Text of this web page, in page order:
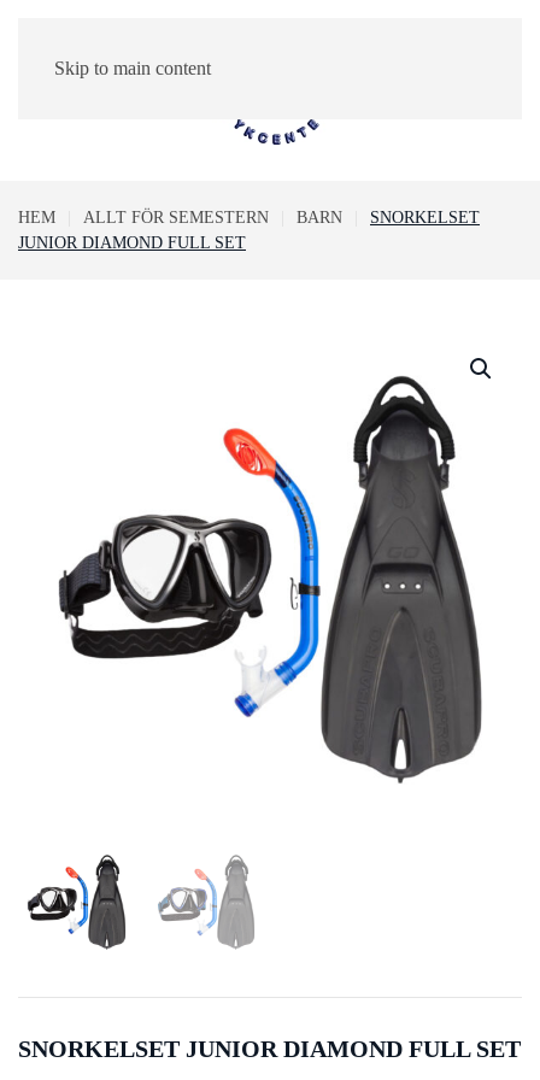
Skip to main content
HEM ALLT FÖR SEMESTERN BARN
SNORKELSET
JUNIOR DIAMOND FULL SET
SNORKELSET JUNIOR DIAMOND FULL SET